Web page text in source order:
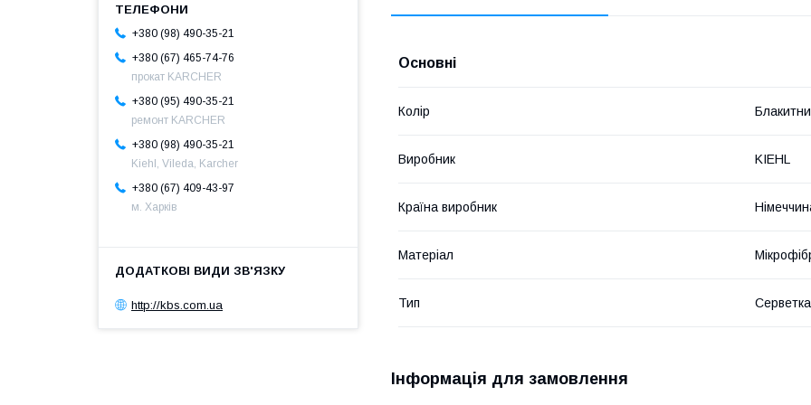
Основні
Колір
Виробник KIEHL
Країна виробник
Матеріал
Тип Серветка
Інформація для замовлення
+380 (98) 490-35-21
+380 (67) 465-74-76
прокат KARCHER
+380 (95) 490-35-21
ремонт KARCHER
+380 (98) 490-35-21
Kiehl, Vileda, Karcher
+380 (67) 409-43-97
м. Харків
http://kbs.com.ua